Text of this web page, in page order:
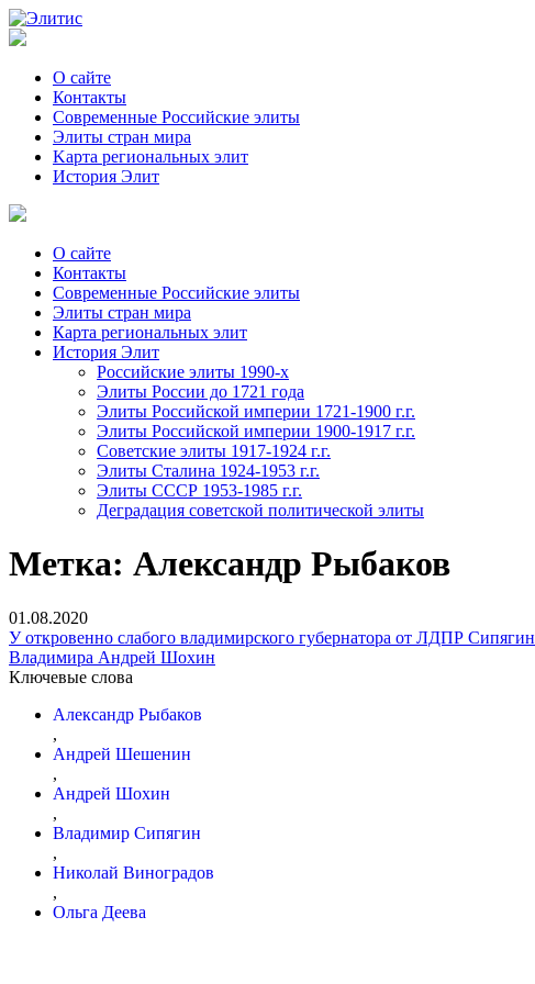
О сайте
Контакты
Современные Российские элиты
Элиты стран мира
Kартa региональных элит
История Элит
О сайте
Контакты
Современные Российские элиты
Элиты стран мира
Картa региональных элит
История Элит
Российские элиты 1990-х
Элиты России до 1721 года
Элиты Российской империи 1721-1900 г.г.
Элиты Российской империи 1900-1917 г.г.
Советские элиты 1917-1924 г.г.
Элиты Сталина 1924-1953 г.г.
Элиты СССР 1953-1985 г.г.
Деградация советской политической элиты
Метка: Александр Рыбаков
01.08.2020
У откровенно слабого владимирского губернатора от ЛДПР
Владимира Андрей Шохин
Ключевые слова
Александр Рыбаков
,
Андрей Шешенин
,
Андрей Шохин
,
Владимир Сипягин
,
Николай Виноградов
,
Ольга Деева